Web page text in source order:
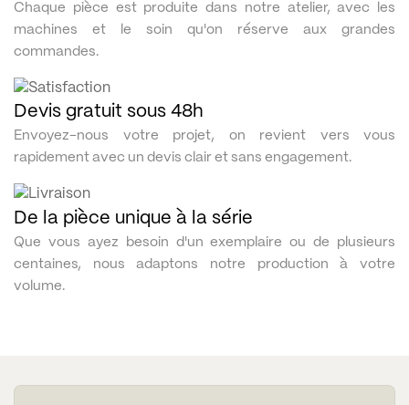
Chaque pièce est produite dans notre atelier, avec les
machines et le soin qu'on réserve aux grandes
commandes.
Devis gratuit sous 48h
Envoyez-nous votre projet, on revient vers vous
rapidement avec un devis clair et sans engagement.
De la pièce unique à la série
Que vous ayez besoin d'un exemplaire ou de plusieurs
centaines, nous adaptons notre production à votre
volume.